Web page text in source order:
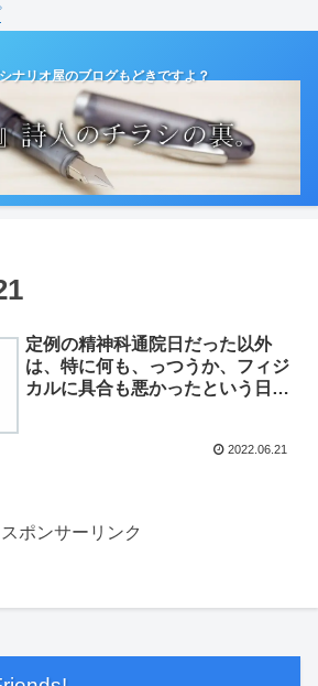
ナリオ屋のブログもどきですよ？
定例の精神科通院日だった以外
は、特に何も、っつうか、フィジ
カルに具合も悪かったという日。
2022.06.21
スポンサーリンク